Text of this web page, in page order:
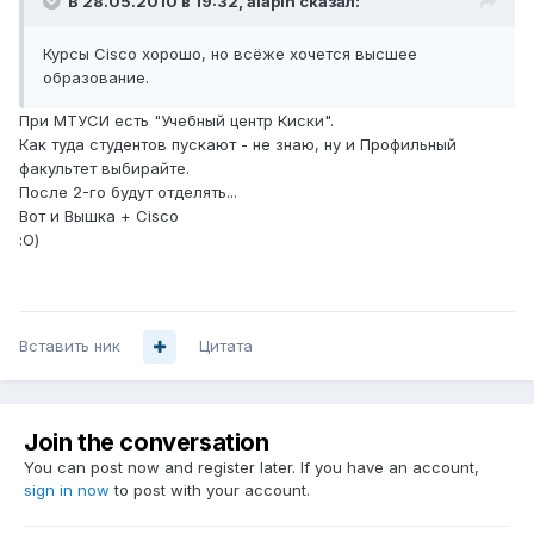
Курсы Cisco хорошо, но всёже хочется высшее
образование.
При МТУСИ есть "Учебный центр Киски".
Как туда студентов пускают - не знаю, ну и Профильный
факультет выбирайте.
После 2-го будут отделять...
Вот и Вышка + Cisco
:О)
Вставить ник Цитата
Join the conversation
You can post now and register later. If you have an account,
sign in now to post with your account.